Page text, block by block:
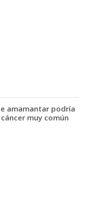
amamantar podría
muy común